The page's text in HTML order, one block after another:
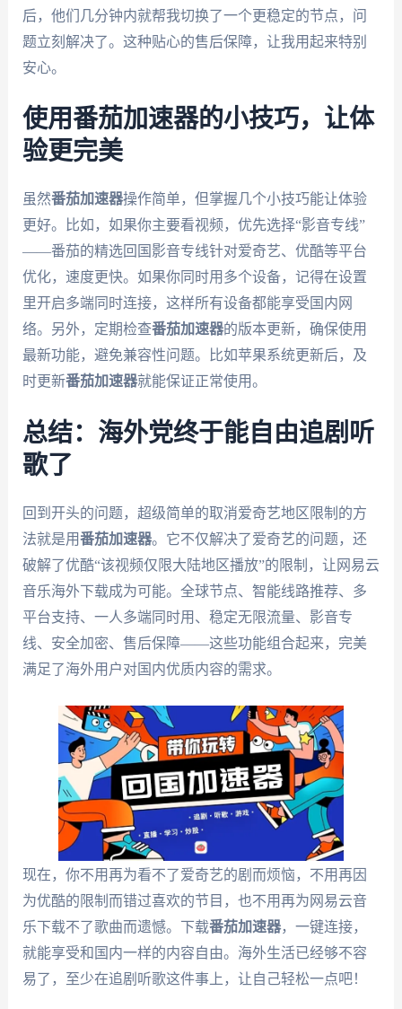
后，他们几分钟内就帮我切换了一个更稳定的节点，问
题立刻解决了。这种贴心的售后保障，让我用起来特别
安心。
使用番茄加速器的小技巧，让体
验更完美
虽然番茄加速器操作简单，但掌握几个小技巧能让体验
更好。比如，如果你主要看视频，优先选择“影音专线”
——番茄的精选回国影音专线针对爱奇艺、优酷等平台
优化，速度更快。如果你同时用多个设备，记得在设置
里开启多端同时连接，这样所有设备都能享受国内网
络。另外，定期检查番茄加速器的版本更新，确保使用
最新功能，避免兼容性问题。比如苹果系统更新后，及
时更新番茄加速器就能保证正常使用。
总结：海外党终于能自由追剧听
歌了
回到开头的问题，超级简单的取消爱奇艺地区限制的方
法就是用番茄加速器。它不仅解决了爱奇艺的问题，还
破解了优酷“该视频仅限大陆地区播放”的限制，让网易云
音乐海外下载成为可能。全球节点、智能线路推荐、多
平台支持、一人多端同时用、稳定无限流量、影音专
线、安全加密、售后保障——这些功能组合起来，完美
满足了海外用户对国内优质内容的需求。
现在，你不用再为看不了爱奇艺的剧而烦恼，不用再因
为优酷的限制而错过喜欢的节目，也不用再为网易云音
乐下载不了歌曲而遗憾。下载番茄加速器，一键连接，
就能享受和国内一样的内容自由。海外生活已经够不容
易了，至少在追剧听歌这件事上，让自己轻松一点吧！